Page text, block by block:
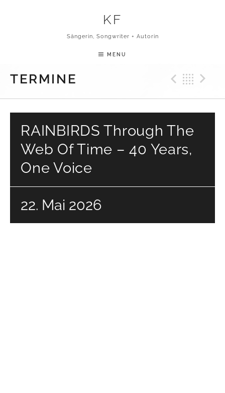
KF
Sängerin, Songwriter + Autorin
MENU
TERMINE
RAINBIRDS Through The
Web Of Time – 40 Years,
One Voice
22. Mai 2026